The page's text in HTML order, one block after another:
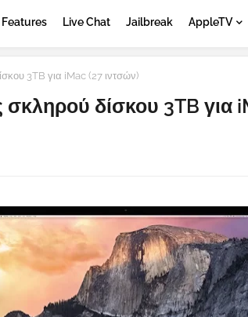
Features Live Chat Jailbreak AppleTV
3TB για iMac (27 ιντσών)
δίσκου 3TB για